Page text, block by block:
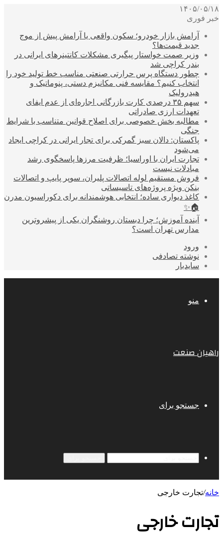
۱۴۰۵/۰۵/۱۸
خبر فوری
آرامش بازار خودرو؛ سکون واقعی یا آرامش پیش از موج
جدید قیمت‌ها؟
وزیر صمت خواستار پیگیری مشکلات کانتینرهای ایرانی در
بندر کراچی شد
چطور دستگاه پرس حرارتی صنعتی مناسب خط تولید خود را
انتخاب کنیم؟ مقایسه فنی مکانیزم دستی، پنوماتیک و
هیدرولیک
سهم ۳۵ درصدی کارت بازرگانی اجاره‌ای از عدم ایفای
تعهدات ارزی صادراتی
مطالبه بخش خصوصی برای اصلاح قوانین متناسب با شرایط
جنگی
پاکستان: دالان سبز گمرکی برای تجار ایرانی در کراچی ایجاد
می‌شود
تجارت ایران با اوراسیا؛ ظرفیت مرزها پاسخگوی رشد
مبادلات نیست
فروش مستقیم لوله اتصالات پلیران، سوپر پایپ و اتصالات
بنکن ویژه پروژه‌های تاسیساتی
کاغذ دیواری ساده؛ انتخابی هوشمندانه برای دکوراسیون مدرن
🏠✨
آینده آموزش؛ چرا دبستان روشنگران یکی از پیشروترین
مدارس تهران است؟
ورود
نوشته تصادفی
سایدبار
منو
راهیان صنعت
جستجو برای
خانه/تجارت خارجی
تجارت خارجی